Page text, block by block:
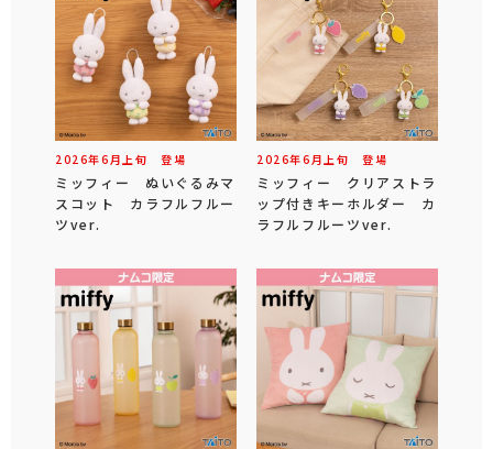
2026年6 月 上旬 登場
ミッフィー ぬいぐるみマ
スコット カラフルフルー
ツver.
2026年6 月 上旬 登場
ミッフィー クリアストラ
ップ付きキーホルダー カ
ラフルフルーツver.